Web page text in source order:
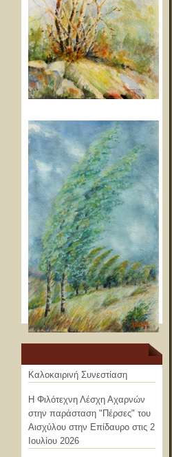
Καλοκαιρινή Συνεστίαση
Η Φιλότεχνη Λέσχη Αχαρνών
στην παράσταση "Πέρσες" του
Αισχύλου στην Επίδαυρο στις 2
Ιουλίου 2026